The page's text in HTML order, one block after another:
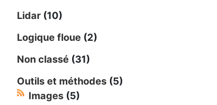
Lidar (10)
Logique floue (2)
Non classé (31)
Outils et méthodes (5)
Images (5)